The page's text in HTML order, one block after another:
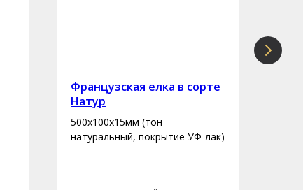
Французская елка в сорте
Натур
500х100х15мм (тон
натуральный, покрытие УФ-лак)